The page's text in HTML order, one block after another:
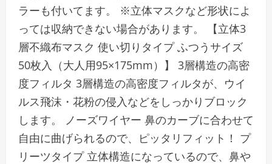
ラーも付いてます。 ※立体マスクなど形状によ
っては収納できない場合があります。 【立体3
層不織布マスク 使い切りタイプ ふつうサイズ
50枚入（大人用95×175mm）】 3層構造の高密
度フィルタ 3層構造の高密度フィルタが、ウイ
ルス飛沫・花粉の侵入などをしっかりブロック
します。 ノーズワイヤー 鼻のカーブに合わせて
自由に曲げられるので、ピッタリフィット！ プ
リーツタイプ 立体構造になっているので、鼻や